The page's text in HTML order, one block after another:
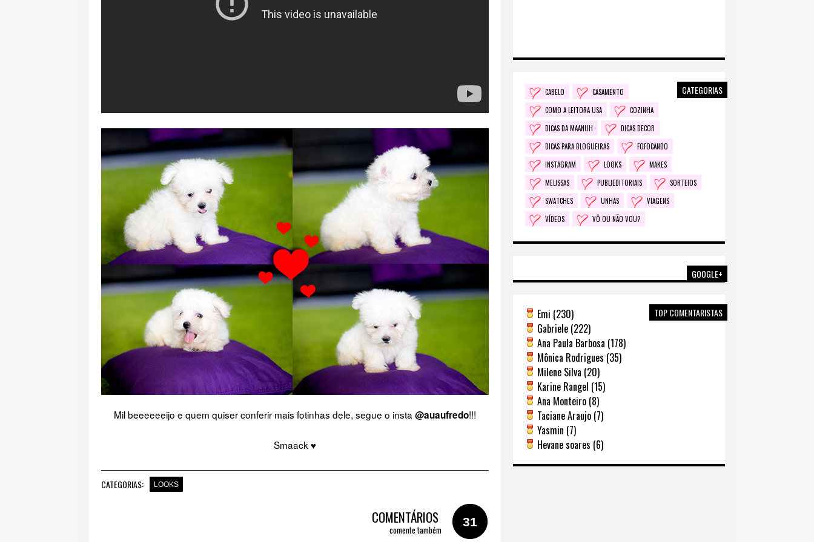
Mil beeeeeeijo e quem quiser conferir mais fotinhas dele, segue o insta @auaufredo!!!
Smaack ♥
CATEGORIAS: LOOKS
COMENTÁRIOS
comente também
31
CATEGORIAS
CABELO
CASAMENTO
COMO A LEITORA USA
COZINHA
DICAS DA MAANUH
DICAS DECOR
DICAS PARA BLOGUEIRAS
FOFOCANDO
INSTAGRAM
LOOKS
MAKES
MELISSAS
PUBLIEDITORIAIS
SORTEIOS
SWATCHES
UNHAS
VIAGENS
VÍDEOS
VÔ OU NÃO VOU?
GOOGLE+
TOP COMENTARISTAS
Emi (230)
Gabriele (222)
Ana Paula Barbosa (178)
Mônica Rodrigues (35)
Milene Silva (20)
Karine Rangel (15)
Ana Monteiro (8)
Taciane Araujo (7)
Yasmin (7)
Hevane soares (6)